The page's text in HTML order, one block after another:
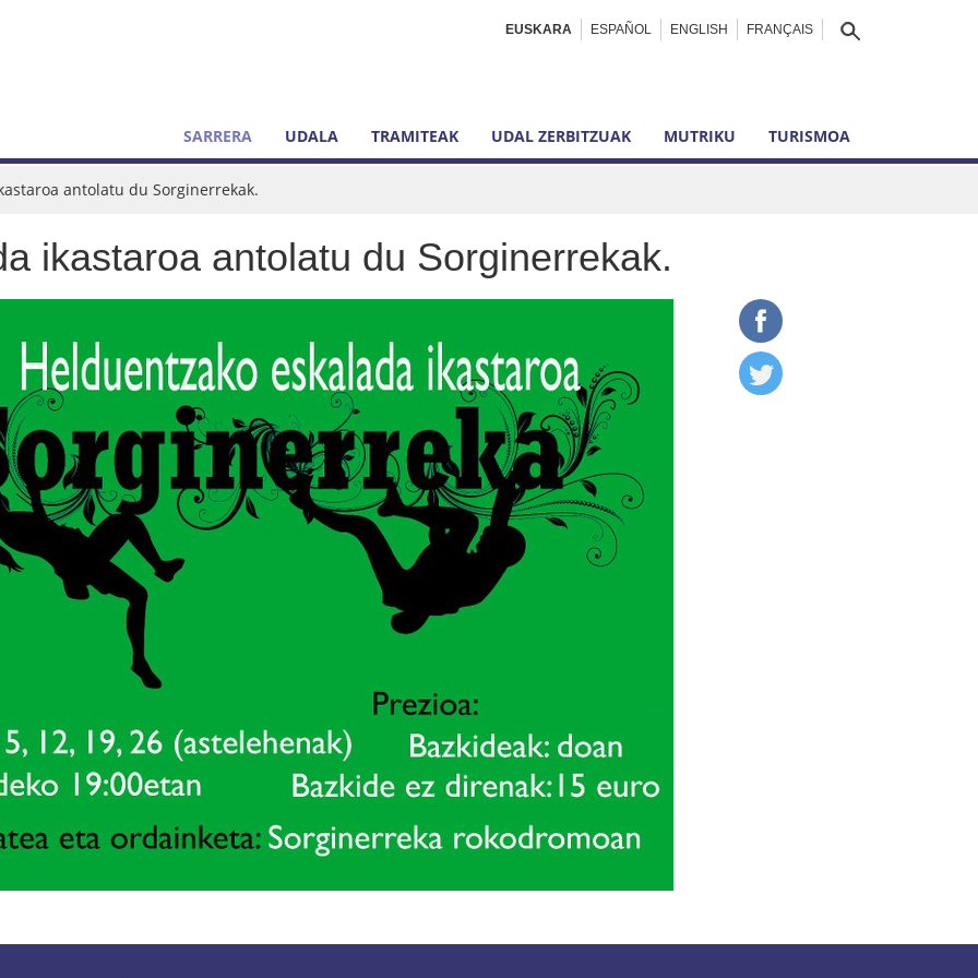
EUSKARA ESPAÑOL ENGLISH FRANÇAIS
SARRERA UDALA TRAMITEAK UDAL ZERBITZUAK MUTRIKU TURISMOA
antolatu du Sorginerrekak.
ikastaroa antolatu du Sorginerrekak.